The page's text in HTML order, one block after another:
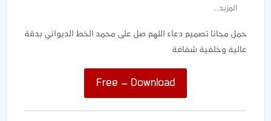
المزيد..
حمل مجانا تصميم دعاء اللهم صل على محمد الخط الديواني بدقة
عالية وخلفية شفافة
Free – Download